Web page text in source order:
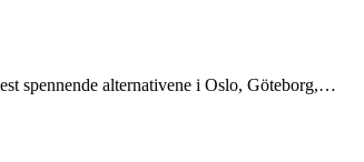
spennende alternativene i Oslo, Göteborg,…